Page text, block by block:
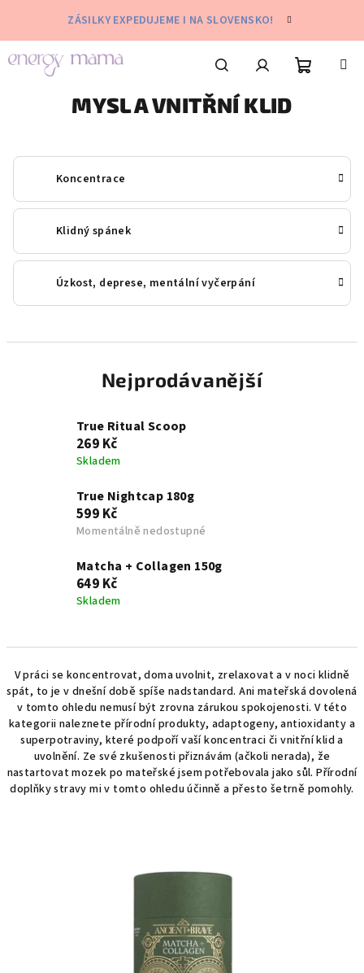
obsah
ZÁSILKY EXPEDUJEME I NA SLOVENSKO!
Hledat
MYSL A VNITŘNÍ KLID
Koncentrace
Klidný spánek
Úzkost, deprese, mentální vyčerpání
Nejprodávanější
True Ritual Scoop
269 Kč
Skladem
True Nightcap 180g
599 Kč
Momentálně nedostupné
Matcha + Collagen 150g
649 Kč
Skladem
V
ý
p
s
p
V práci se koncentrovat, doma uvolnit, zrelaxovat a v noci klidně
spát, to je v dnešní době spíše nadstandard. Ani mateřská dovolená
v tomto ohledu nemusí být zrovna zárukou spokojenosti. V této
kategorii naleznete přírodní produkty, adaptogeny, antioxidanty a
superpotraviny, které podpoří vaší koncentraci či vnitřní klid a
uvolnění. Ze své zkušenosti přiznávám (ačkoli nerada), že
nastartovat mozek po mateřské jsem potřebovala jako sůl. Přírodní
doplňky stravy mi v tomto ohledu účinně a přesto šetrně pomohly.